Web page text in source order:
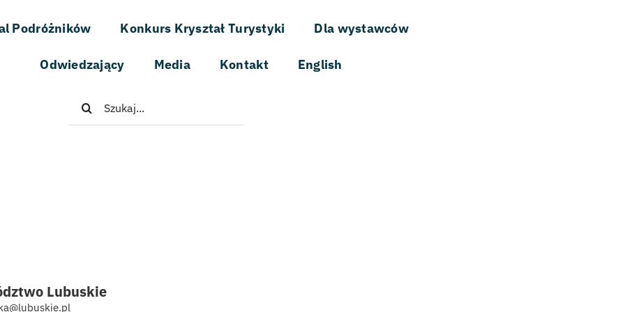
Podróżników Konkurs Kryształ Turystyki Dla wystawców
Odwiedzający Media Kontakt English
Szukaj
Lubuskie